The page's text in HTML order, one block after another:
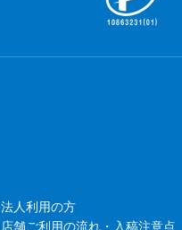
法人利用の方
店舗ご利用の流れ・入稿注意点